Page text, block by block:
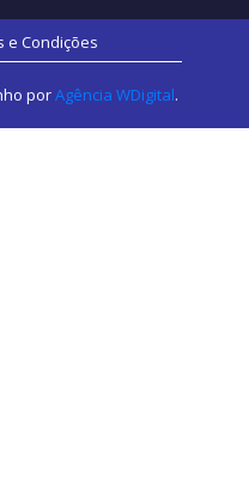
e Condições
porAgência WDigital.